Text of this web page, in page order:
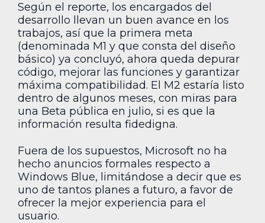
Según el reporte, los encargados del
desarrollo llevan un buen avance en los
trabajos, así que la primera meta
(denominada M1 y que consta del diseño
básico) ya concluyó, ahora queda depurar
código, mejorar las funciones y garantizar
máxima compatibilidad. El M2 estaría listo
dentro de algunos meses, con miras para
una Beta pública en julio, si es que la
información resulta fidedigna.
Fuera de los supuestos, Microsoft no ha
hecho anuncios formales respecto a
Windows Blue, limitándose a decir que es
uno de tantos planes a futuro, a favor de
ofrecer la mejor experiencia para el
usuario.